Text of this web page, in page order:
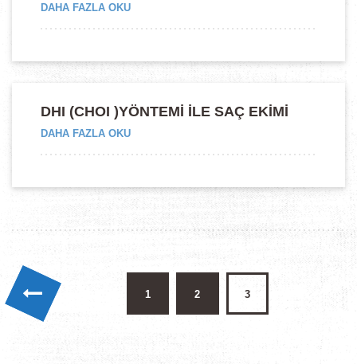
DAHA FAZLA OKU“FUE
DHI (CHOI )YÖNTEMI İLE SAÇ EKIMI
DAHA FAZLA OKU“DHI
SAÇ
EKIMI”
Yazı
sayfalaması
1 2 3